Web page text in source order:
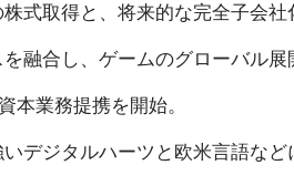
式取得と、将来的な完全子会社
融合し、ゲームのグローバル展
本業務提携を開始。
デジタルハーツと欧米言語など